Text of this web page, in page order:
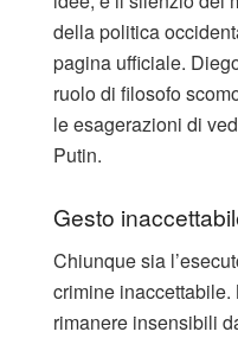
della politica
pagina ufficiale.
ruolo di filosofo
le esagerazioni di
Putin.
Gesto
Chiunque sia
crimine
rimanere insensibili